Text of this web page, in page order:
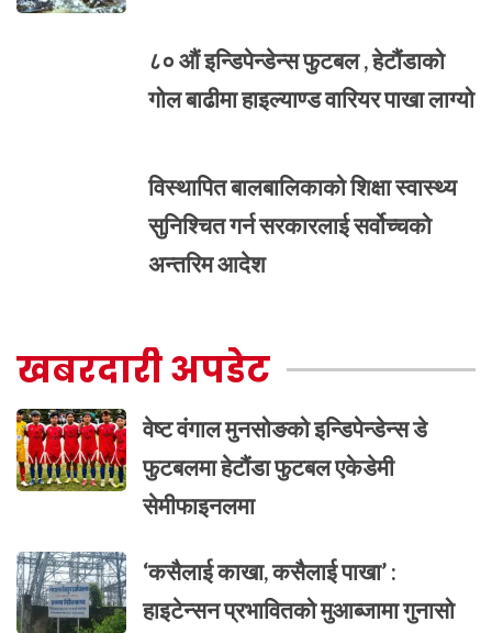
८० औं इन्डिपेन्डेन्स फुटबल , हेटौंडाको
गोल बाढीमा हाइल्याण्ड वारियर पाखा लाग्यो
विस्थापित बालबालिकाको शिक्षा स्वास्थ्य
सुनिश्चित गर्न सरकारलाई सर्वोच्चको
अन्तरिम आदेश
खबरदारी अपडेट
वेष्ट वंगाल मुनसोङको इन्डिपेन्डेन्स डे
फुटबलमा हेटौंडा फुटबल एकेडेमी
सेमीफाइनलमा
‘कसैलाई काखा, कसैलाई पाखा’ :
हाइटेन्सन प्रभावितको मुआब्जामा गुनासो